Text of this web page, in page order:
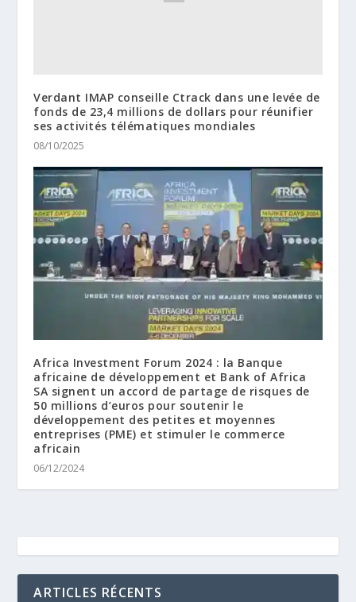
Verdant IMAP conseille Ctrack dans une levée de
fonds de 23,4 millions de dollars pour réunifier
ses activités télématiques mondiales
08/10/2025
Africa Investment Forum 2024 : la Banque
africaine de développement et Bank of Africa
SA signent un accord de partage de risques de
50 millions d’euros pour soutenir le
développement des petites et moyennes
entreprises (PME) et stimuler le commerce
africain
06/12/2024
ARTICLES RÉCENTS